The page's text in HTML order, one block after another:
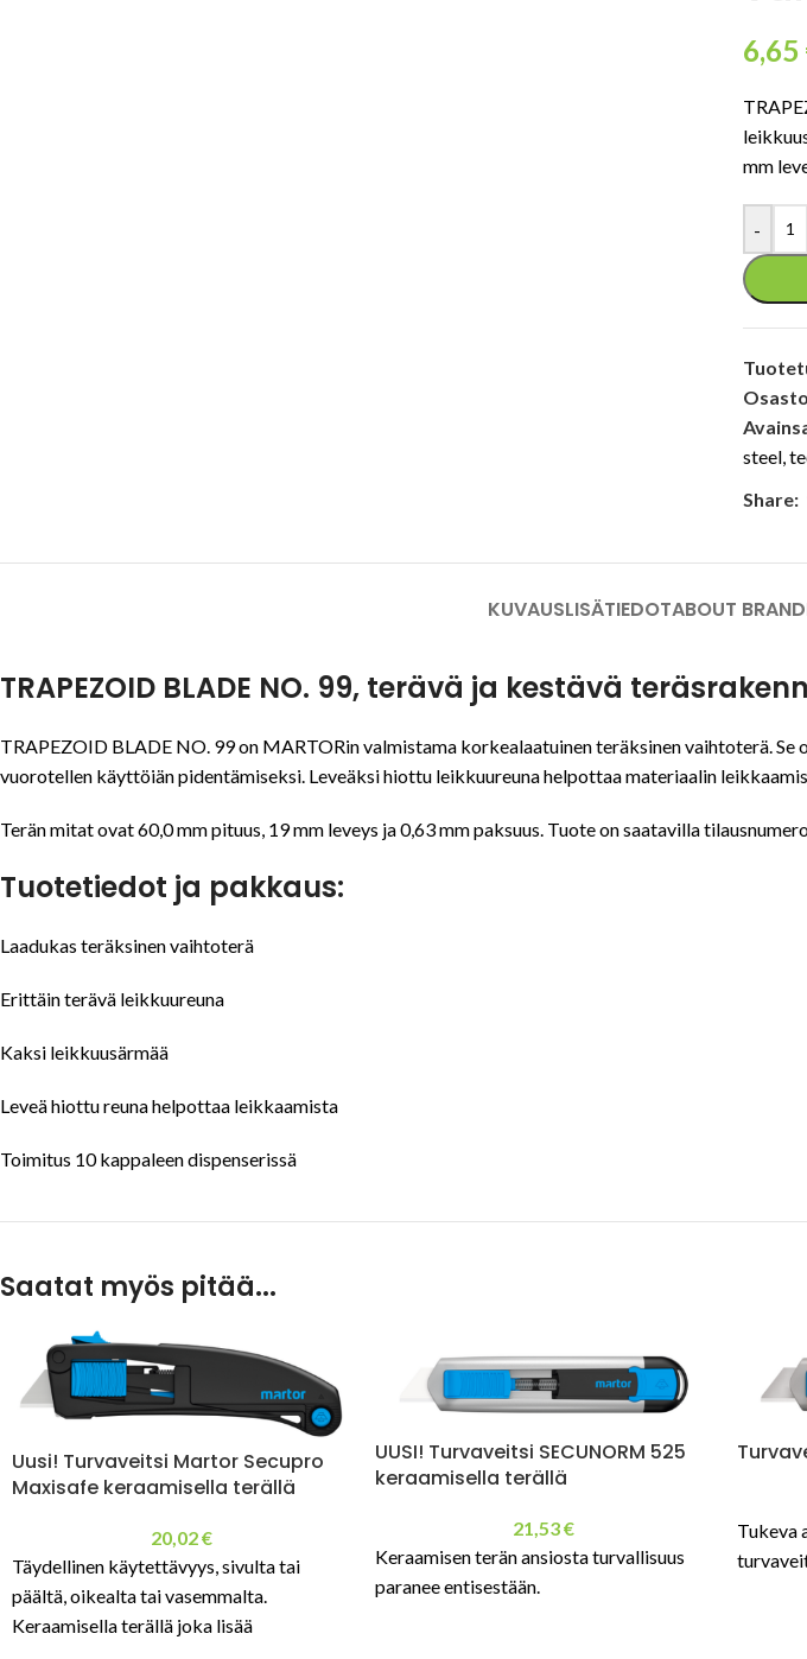
6,65
mm
-
steel,
Share:
KUVAUSLISÄTIEDOTABOUT BRAND
TRAPEZOID BLADE NO. 99, terävä ja kestävä
TRAPEZOID BLADE NO. 99 on MARTORin valmistama korkealaatuinen teräksinen vaihtoterä.
vuorotellen käyttöiän pidentämiseksi. Leveäksi hiottu leikkuureuna helpottaa materiaalin
Terän mitat ovat 60,0 mm pituus, 19 mm leveys ja 0,63 mm paksuus. Tuote on saatavilla
Tuotetiedot ja pakkaus:
Laadukas teräksinen vaihtoterä
Erittäin terävä leikkuureuna
Kaksi leikkuusärmää
Leveä hiottu reuna helpottaa leikkaamista
Toimitus 10 kappaleen dispenserissä
Saatat myös pitää...
Uusi! Turvaveitsi Martor Secupro
Maxisafe keraamisella terällä
20,02€
Täydellinen käytettävyys, sivulta tai
päältä, oikealta tai vasemmalta.
Keraamisella terällä joka lisää
UUSI! Turvaveitsi SECUNORM 525
keraamisella terällä
21,53€
Keraamisen terän ansiosta turvallisuus
paranee entisestään.
Tukeva